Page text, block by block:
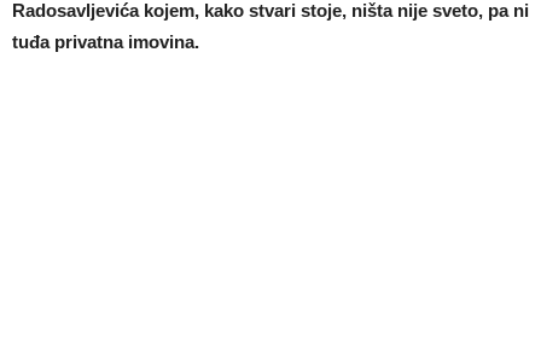
Radosavljevića kojem, kako stvari stoje, ništa nije sveto, pa ni
tuđa privatna imovina.